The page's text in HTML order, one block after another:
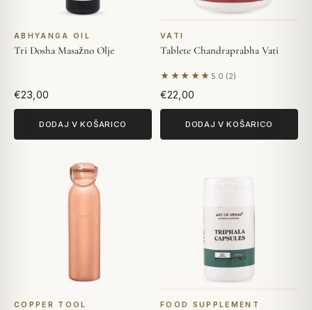
ABHYANGA OIL
Tri Dosha Masažno Olje
€23,00
DODAJ V KOŠARICO
VATI
Tablete Chandraprabha Vati
★★★★★ 5.0 (2)
Na podlagi 2 mnenj
€22,00
DODAJ V KOŠARICO
COPPER TOOL FOOD SUPPLEMENT